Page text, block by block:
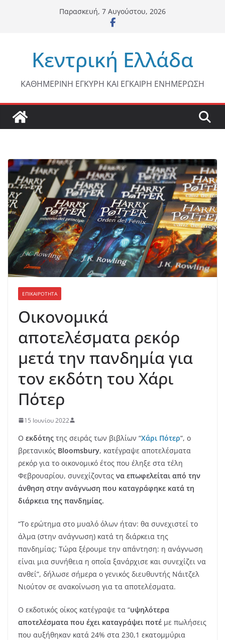
Παρασκευή, 7 Αυγούστου, 2026
Κεντρική Ελλάδα
ΚΑΘΗΜΕΡΙΝΗ ΕΓΚΥΡΗ ΚΑΙ ΕΓΚΑΙΡΗ ΕΝΗΜΕΡΩΣΗ
ΕΠΙΚΑΙΡΟΤΗΤΑ
Οικονομικά
αποτελέσματα ρεκόρ
μετά την πανδημία για
τον εκδότη του Χάρι
Πότερ
15 Ιουνίου 2022
Ο εκδότης της σειράς των βιβλίων “Χάρι Πότερ“, ο
βρετανικός Bloomsbury, κατέγραψε αποτελέσματα
ρεκόρ για το οικονομικό έτος που έληξε στα τέλη
Φεβρουαρίου, συνεχίζοντας να επωφελείται από την
άνθηση στην ανάγνωση που καταγράφηκε κατά τη
διάρκεια της πανδημίας.
“Το ερώτημα στο μυαλό όλων ήταν: θα συνεχιστεί το
άλμα (στην ανάγνωση) κατά τη διάρκεια της
πανδημίας; Τώρα ξέρουμε την απάντηση: η ανάγνωση
είναι μια συνήθεια η οποία ξανάρχισε και συνεχίζει να
ανθεί”, δήλωσε σήμερα ο γενικός διευθυντής Νάιτζελ
Νιούτον σε ανακοίνωση για τα αποτελέσματα.
Ο εκδοτικός οίκος κατέγραψε τα “υψηλότερα
αποτελέσματα που έχει καταγράψει ποτέ με πωλήσεις
που αυξήθηκαν κατά 24% στα 230,1 εκατομμύρια